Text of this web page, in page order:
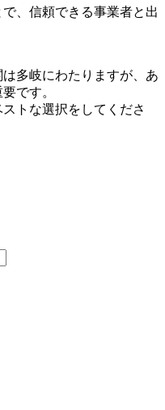
、信頼できる事業者と出
多岐にわたりますが、あ
です。
トな選択をしてくださ